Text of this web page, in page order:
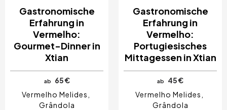
Gastronomische
Erfahrung in
Vermelho:
Gourmet-Dinner in
Xtian
ab
65 €
Vermelho Melides
Grândola
Gastronomische
Erfahrung in
Vermelho:
Portugiesisches
Mittagessen in Xtian
ab
45 €
Vermelho Melides
Grândola